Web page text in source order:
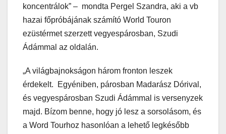
koncentrálok” – mondta Pergel Szandra, aki a vb
hazai főpróbájának számító World Touron
ezüstérmet szerzett vegyespárosban, Szudi
Ádámmal az oldalán.
„A világbajnokságon három fronton leszek
érdekelt. Egyéniben, párosban Madarász Dórival,
és vegyespárosban Szudi Ádámmal is versenyzek
majd. Bízom benne, hogy jó lesz a sorsolásom, és
a Word Tourhoz hasonlóan a lehető legkésőbb